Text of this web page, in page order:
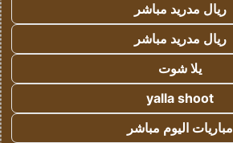
ريال مدريد مباشر
ريال مدريد مباشر
يلا شوت
yalla shoot
مباريات اليوم مباشر